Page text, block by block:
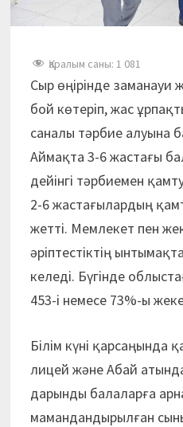
Қаралым саны: 1 081
Сыр өңірінде заманауи
бой көтеріп, жас
саналы тәрбие алуына
Аймақта 3-6 жастағы
дейінгі тәрбиемен
2-6 жастағылардың
жетті. Мемлекет пен
әріптестіктің
келеді. Бүгінде
453-і немесе 73%-ы
Білім күні
лицей және Абай
дарынды балаларға
мамандандырылған